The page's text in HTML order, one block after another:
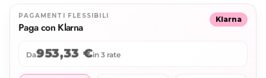
PAGAMENTI FLESSIBILI
Paga con Klarna
Klarna
Da953,33 €in 3 rate